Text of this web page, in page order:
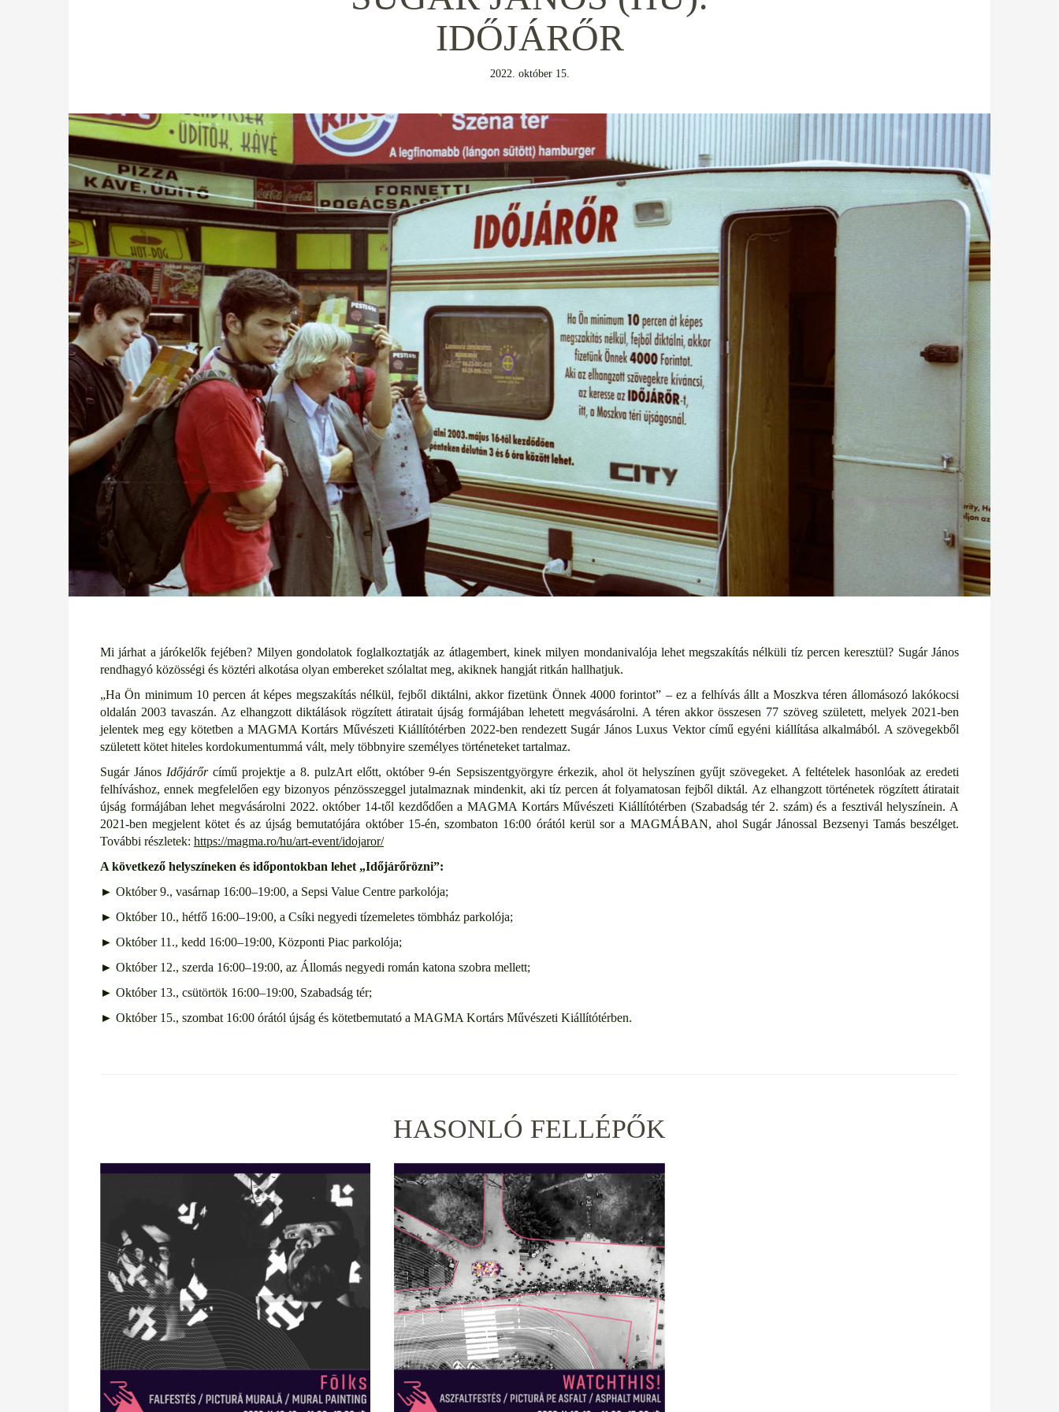
IDŐJÁRŐR
2022. október 15.
Mi járhat a járókelők fejében? Milyen gondolatok foglalkoztatják az átlagembert, kinek milyen mondanivalója lehet megszakítás nélküli tíz percen keresztül? Sugár János
rendhagyó közösségi és köztéri alkotása olyan embereket szólaltat meg, akiknek hangját ritkán hallhatjuk.
„Ha Ön minimum 10 percen át képes megszakítás nélkül, fejből diktálni, akkor fizetünk Önnek 4000 forintot” – ez a felhívás állt a Moszkva téren állomásozó lakókocsi
oldalán 2003 tavaszán. Az elhangzott diktálások rögzített átiratait újság formájában lehetett megvásárolni. A téren akkor összesen 77 szöveg született, melyek 2021-ben
jelentek meg egy kötetben a MAGMA Kortárs Művészeti Kiállítótérben 2022-ben rendezett Sugár János Luxus Vektor című egyéni kiállítása alkalmából. A szövegekből
született kötet hiteles kordokumentummá vált, mely többnyire személyes történeteket tartalmaz.
Sugár János Időjárőrcímű projektje a 8. pulzArt előtt, október 9-én Sepsiszentgyörgyre érkezik, ahol öt helyszínen gyűjt szövegeket. A feltételek hasonlóak az eredeti
felhíváshoz, ennek megfelelően egy bizonyos pénzösszeggel jutalmaznak mindenkit, aki tíz percen át folyamatosan fejből diktál. Az elhangzott történetek rögzített átiratait
újság formájában lehet megvásárolni 2022. október 14-től kezdődően a MAGMA Kortárs Művészeti Kiállítótérben (Szabadság tér 2. szám) és a fesztivál helyszínein. A
2021-ben megjelent kötet és az újság bemutatójára október 15-én, szombaton 16:00 órától kerül sor a MAGMÁBAN, ahol Sugár Jánossal Bezsenyi Tamás beszélget.
További részletek: https://magma.ro/hu/art-event/idojaror/
A következő helyszíneken és időpontokban lehet „Időjárőrözni”:
► Október 9., vasárnap 16:00–19:00, a Sepsi Value Centre parkolója;
► Október 10., hétfő 16:00–19:00, a Csíki negyedi tízemeletes tömbház parkolója;
► Október 11., kedd 16:00–19:00, Központi Piac parkolója;
► Október 12., szerda 16:00–19:00, az Állomás negyedi román katona szobra mellett;
► Október 13., csütörtök 16:00–19:00, Szabadság tér;
► Október 15., szombat 16:00 órától újság és kötetbemutató a MAGMA Kortárs Művészeti Kiállítótérben.
HASONLÓ FELLÉPŐK